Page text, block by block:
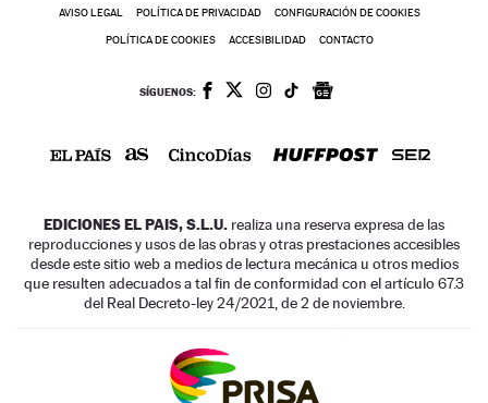
AVISO LEGAL POLÍTICA DE PRIVACIDAD CONFIGURACIÓN DE COOKIES
POLÍTICA DE COOKIES ACCESIBILIDAD CONTACTO
SÍGUENOS:
EDICIONES EL PAIS, S.L.U. realiza una reserva expresa de las
reproducciones y usos de las obras y otras prestaciones accesibles
desde este sitio web a medios de lectura mecánica u otros medios
que resulten adecuados a tal fin de conformidad con el artículo 67.3
del Real Decreto-ley 24/2021, de 2 de noviembre.